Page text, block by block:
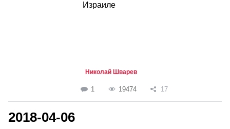
Израиле
Николай Шварев
1 19474 17
2018-04-06